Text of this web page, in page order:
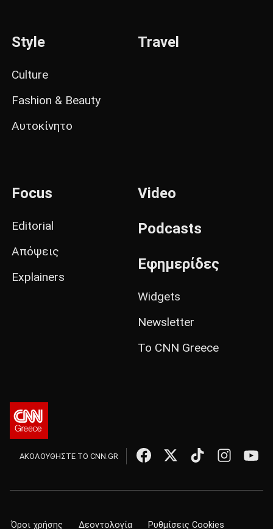
Style
Culture
Fashion & Beauty
Αυτοκίνητο
Travel
Focus
Editorial
Απόψεις
Explainers
Video
Podcasts
Εφημερίδες
Widgets
Newsletter
Το CNN Greece
ΑΚΟΛΟΥΘΗΣΤΕ ΤΟ CNN.GR
Όροι χρήσης Δεοντολογία Ρυθμίσεις Cookies